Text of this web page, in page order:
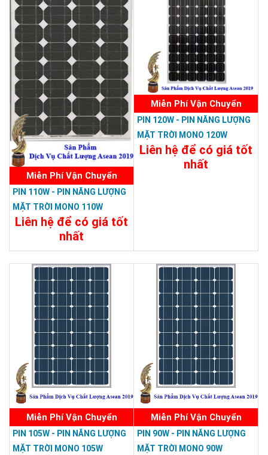
Miễn Phí Vận Chuyển
PIN 110W - PIN NĂNG LƯỢNG
MẶT TRỜI MONO 110W
Liên hệ để có giá tốt
nhất
Miễn Phí Vận Chuyển
PIN 120W - PIN NĂNG LƯỢNG
MẶT TRỜI MONO 120W
Liên hệ để có giá tốt
nhất
Miễn Phí Vận Chuyển
PIN 105W - PIN NĂNG LƯỢNG
MẶT TRỜI MONO 105W
Miễn Phí Vận Chuyển
PIN 90W - PIN NĂNG LƯỢNG
MẶT TRỜI MONO 90W